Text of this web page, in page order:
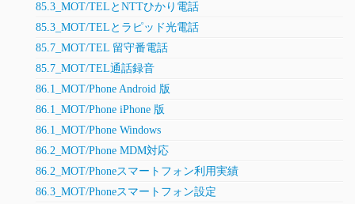
85.3_MOT/TELとNTTひかり電話
85.3_MOT/TELとラピッド光電話
85.7_MOT/TEL 留守番電話
85.7_MOT/TEL通話録音
86.1_MOT/Phone Android 版
86.1_MOT/Phone iPhone 版
86.1_MOT/Phone Windows
86.2_MOT/Phone MDM対応
86.2_MOT/Phoneスマートフォン利用実績
86.3_MOT/Phoneスマートフォン設定